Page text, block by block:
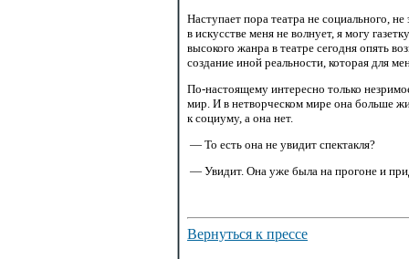
Наступает пора театра не социального,
в искусстве меня не волнует, я могу
высокого жанра в театре сегодня
создание иной реальности, которая для
По-настоящему интересно только
мир. И в нетворческом мире она больше
к социуму, а она нет.
— То есть она не увидит спектакля?
— Увидит. Она уже была на прогоне и
Вернуться к прессе